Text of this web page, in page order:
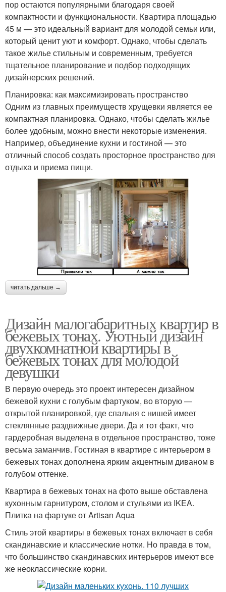
пор остаются популярными благодаря своей
компактности и функциональности. Квартира площадью
45 м — это идеальный вариант для молодой семьи или,
который ценит уют и комфорт. Однако, чтобы сделать
такое жилье стильным и современным, требуется
тщательное планирование и подбор подходящих
дизайнерских решений.
Планировка: как максимизировать пространство
Одним из главных преимуществ хрущевки является ее
компактная планировка. Однако, чтобы сделать жилье
более удобным, можно внести некоторые изменения.
Например, объединение кухни и гостиной — это
отличный способ создать просторное пространство для
отдыха и приема пищи.
читать дальше →
Дизайн малогабаритных квартир в
бежевых тонах. Уютный дизайн
двухкомнатной квартиры в
бежевых тонах для молодой
девушки
В первую очередь это проект интересен дизайном
бежевой кухни с голубым фартуком, во вторую —
открытой планировкой, где спальня с нишей имеет
стеклянные раздвижные двери. Да и тот факт, что
гардеробная выделена в отдельное пространство, тоже
весьма заманчив. Гостиная в квартире с интерьером в
бежевых тонах дополнена ярким акцентным диваном в
голубом оттенке.
Квартира в бежевых тонах на фото выше обставлена
кухонным гарнитуром, столом и стульями из IKEA.
Плитка на фартуке от Artisan Aqua
Стиль этой квартиры в бежевых тонах включает в себя
скандинавские и классические нотки. Но правда в том,
что большинство скандинавских интерьеров имеют все
же неоклассические корни.